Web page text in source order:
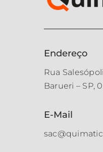
Endereço
Rua
Barueri – SP,
E-Mail